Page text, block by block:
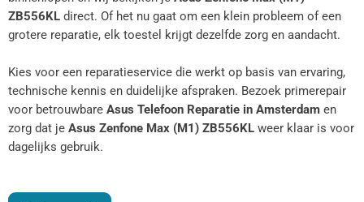
ZB556KL direct. Of het nu gaat om een klein probleem of een
grotere reparatie, elk toestel krijgt dezelfde zorg en aandacht.
Kies voor een reparatieservice die werkt op basis van ervaring,
technische kennis en duidelijke afspraken. Bezoek primerepair
voor betrouwbare Asus Telefoon Reparatie in Amsterdam en
zorg dat je Asus Zenfone Max (M1) ZB556KL weer klaar is voor
dagelijks gebruik.